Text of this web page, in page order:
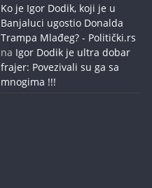
Ko je Igor Dodik, koji je u
Banjaluci ugostio Donalda
Trampa Mlađeg? - Politički.rs
na Igor Dodik je ultra dobar
frajer: Povezivali su ga sa
mnogima !!!